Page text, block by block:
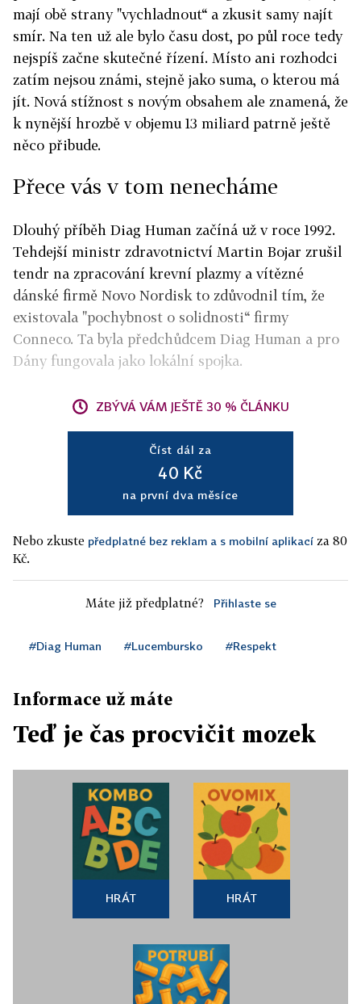
mají obě strany "vychladnout“ a zkusit samy najít
smír. Na ten už ale bylo času dost, po půl roce tedy
nejspíš začne skutečné řízení. Místo ani rozhodci
zatím nejsou známi, stejně jako suma, o kterou má
jít. Nová stížnost s novým obsahem ale znamená, že
k nynější hrozbě v objemu 13 miliard patrně ještě
něco přibude.
Přece vás v tom nenecháme
Dlouhý příběh Diag Human začíná už v roce 1992.
Tehdejší ministr zdravotnictví Martin Bojar zrušil
tendr na zpracování krevní plazmy a vítězné
dánské firmě Novo Nordisk to zdůvodnil tím, že
existovala "pochybnost o solidnosti“ firmy
Conneco. Ta byla předchůdcem Diag Human a pro
Dány fungovala jako lokální spojka.
ZBÝVÁ VÁM JEŠTĚ 30 % ČLÁNKU
Číst dál za
40 Kč
na první dva měsíce
Nebo zkuste předplatné bez reklam a s mobilní aplikací za 80
Kč.
Máte již předplatné? Přihlaste se
#Diag Human #Lucembursko #Respekt
Informace už máte
Teď je čas procvičit mozek
HRÁT HRÁT